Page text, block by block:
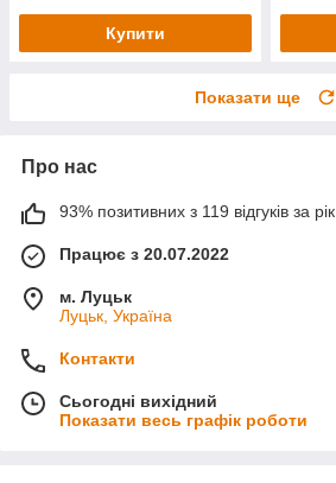
Купити
Показати ще
Про нас
93% позитивних з 119 відгуків за рік
Працює з 20.07.2022
м. Луцьк
Луцьк, Україна
Контакти
Сьогодні вихідний
Показати весь графік роботи